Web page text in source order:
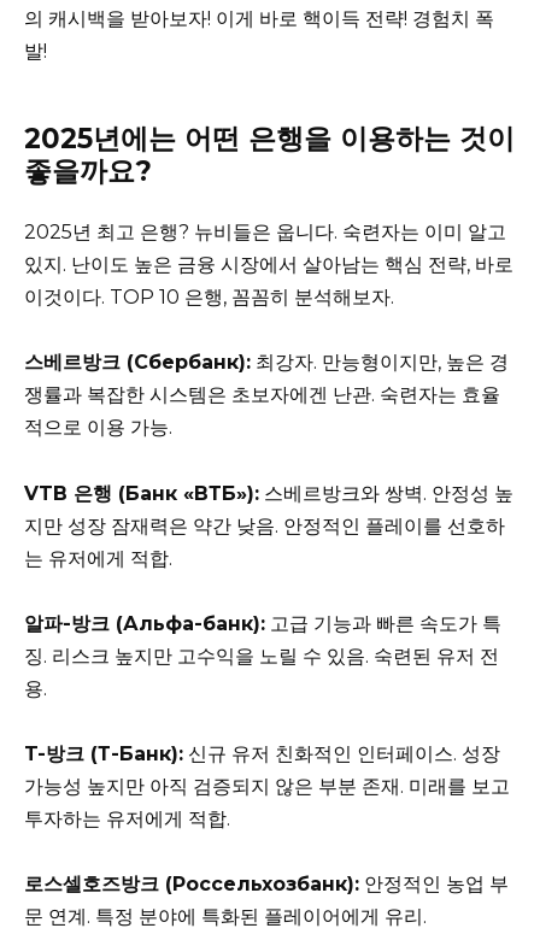
의 캐시백을 받아보자! 이게 바로 핵이득 전략! 경험치 폭
발!
2025년에는 어떤 은행을 이용하는 것이
좋을까요?
2025년 최고 은행? 뉴비들은 웁니다. 숙련자는 이미 알고
있지. 난이도 높은 금융 시장에서 살아남는 핵심 전략, 바로
이것이다. TOP 10 은행, 꼼꼼히 분석해보자.
스베르방크 (Сбербанк): 최강자. 만능형이지만, 높은 경
쟁률과 복잡한 시스템은 초보자에겐 난관. 숙련자는 효율
적으로 이용 가능.
VTB 은행 (Банк «ВТБ»): 스베르방크와 쌍벽. 안정성 높
지만 성장 잠재력은 약간 낮음. 안정적인 플레이를 선호하
는 유저에게 적합.
알파-방크 (Альфа-банк): 고급 기능과 빠른 속도가 특
징. 리스크 높지만 고수익을 노릴 수 있음. 숙련된 유저 전
용.
T-방크 (Т-Банк): 신규 유저 친화적인 인터페이스. 성장
가능성 높지만 아직 검증되지 않은 부분 존재. 미래를 보고
투자하는 유저에게 적합.
로스셀호즈방크 (Россельхозбанк): 안정적인 농업 부
문 연계. 특정 분야에 특화된 플레이어에게 유리.